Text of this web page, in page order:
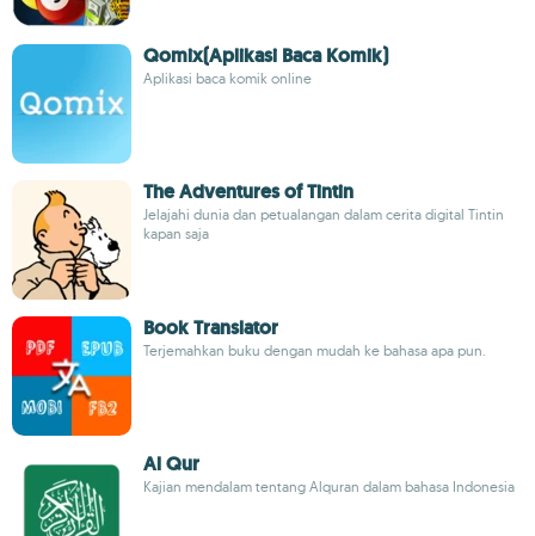
Qomix(Aplikasi Baca Komik)
Aplikasi baca komik online
The Adventures of Tintin
Jelajahi dunia dan petualangan dalam cerita digital Tintin
kapan saja
Book Translator
Terjemahkan buku dengan mudah ke bahasa apa pun.
Al Qur
Kajian mendalam tentang Alquran dalam bahasa Indonesia